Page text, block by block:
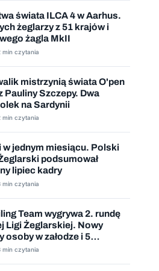
świata ILCA 4 w Aarhus.
żeglarzy z 51 krajów i
żagla MkII
min czytania
mistrzynią świata O'pen
Pauliny Szczepy. Dwa
na Sardynii
min czytania
w jednym miesiącu. Polski
podsumował
lipiec kadry
min czytania
Team wygrywa 2. rundę
Ligi Żeglarskiej. Nowy
osoby w załodze i 5
wyścigów
min czytania